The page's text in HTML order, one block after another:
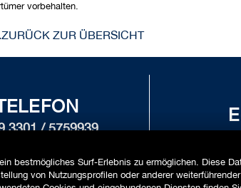
vorbehalten.
ZUR ÜBERSICHT
3301 / 5759939
bestmögliches Surf-Erlebnis zu ermöglichen. Diese
von Nutzungsprofilen oder anderer weiterführender